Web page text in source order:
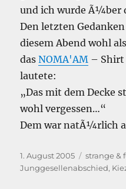
und ich wurde Ã¼ber
Den letzten
diesem Abend wohl
dasNOMA'AM – Shirt
lautete:
„Das mit dem Decke
wohl vergessen…“
Dem war natÃ¼rlich
Veröffentlicht
am
1. August 2005 strange &
Junggesellenabschied,